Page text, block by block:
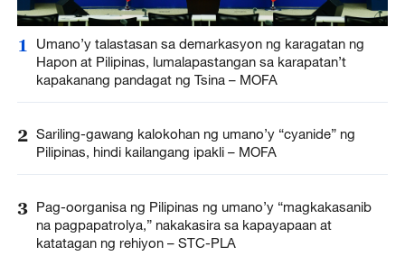
1
Umano’y talastasan sa demarkasyon ng karagatan ng
Hapon at Pilipinas, lumalapastangan sa karapatan’t
kapakanang pandagat ng Tsina – MOFA
2 Sariling-gawang kalokohan ng umano’y “cyanide” ng
Pilipinas, hindi kailangang ipakli – MOFA
3 Pag-oorganisa ng Pilipinas ng umano’y “magkakasanib
na pagpapatrolya,” nakakasira sa kapayapaan at
katatagan ng rehiyon – STC-PLA